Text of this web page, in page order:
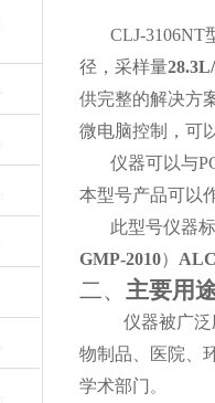
CLJ-3106NT
径，采样量
供完整的解决方
微电脑控制，可
仪器可以与
本型号产品可以
此型号仪器
GMP-2010）
二、 主要用
仪器被广
物制品、医院、
学术部门 。